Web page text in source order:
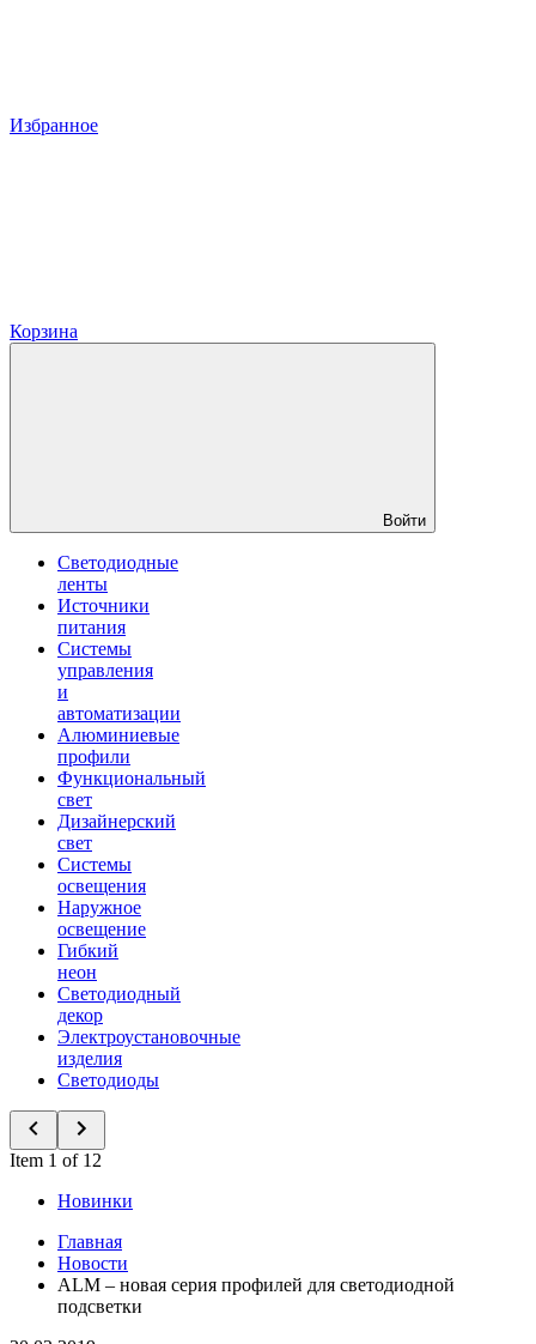
Избранное
Корзина
Войти
Светодиодные
ленты
Источники
питания
Системы
управления
и
автоматизации
Алюминиевые
профили
Функциональный
свет
Дизайнерский
свет
Системы
освещения
Наружное
освещение
Гибкий
неон
Светодиодный
декор
Электроустановочные
изделия
Светодиоды
Item 1 of 12
Новинки
Главная
Новости
ALM – новая серия профилей для светодиодной
подсветки